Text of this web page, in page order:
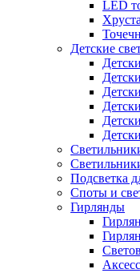
LED
Детские
Подсветка
Споты и
Гирлянды